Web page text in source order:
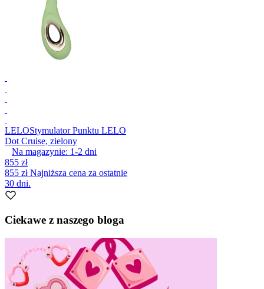
LELOStymulator Punktu LELO
Dot Cruise, zielony
Na magazynie: 1-2 dni
855 zł
855 złNajniższa cena za ostatnie
30 dni.
Ciekawe z naszego bloga